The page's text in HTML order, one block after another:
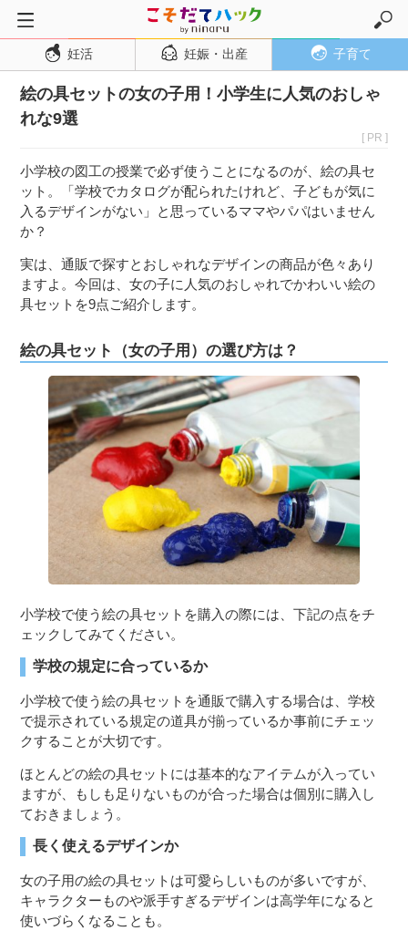
トップページ
妊活
妊娠・出産
妊娠初期
妊娠中期
出産
子育て・育児
０歳児
１歳児
２歳児
３〜６歳児
７〜１２歳児
妊活 妊娠・出産 子育て
絵の具セットの女の子用！小学生に人気のおしゃ
れな9選
[ PR ]
小学校の図工の授業で必ず使うことになるのが、絵の具セ
ット。「学校でカタログが配られたけれど、子どもが気に
入るデザインがない」と思っているママやパパはいません
か？
実は、通販で探すとおしゃれなデザインの商品が色々あり
ますよ。今回は、女の子に人気のおしゃれでかわいい絵の
具セットを9点ご紹介します。
絵の具セット（女の子用）の選び方は？
小学校で使う絵の具セットを購入の際には、下記の点をチ
ェックしてみてください。
学校の規定に合っているか
小学校で使う絵の具セットを通販で購入する場合は、学校
で提示されている規定の道具が揃っているか事前にチェッ
クすることが大切です。
ほとんどの絵の具セットには基本的なアイテムが入ってい
ますが、もしも足りないものが合った場合は個別に購入し
ておきましょう。
長く使えるデザインか
女の子用の絵の具セットは可愛らしいものが多いですが、
キャラクターものや派手すぎるデザインは高学年になると
使いづらくなることも。